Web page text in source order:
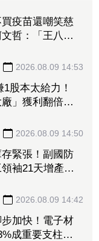
疫苗還嘲笑慈
哲：「王八
2026.08.09 14:53
股本太給力！
廠」獲利翻倍
機 2026.08.09 14:50
緊張！副國防
領袖21天增產
2026.08.09 14:42
加快！電子材
成重要支柱